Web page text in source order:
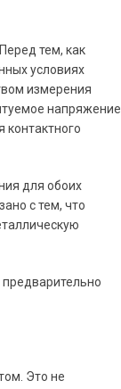
тем, как
условиях
измерения
напряжение
для обоих
с тем, что
Это не